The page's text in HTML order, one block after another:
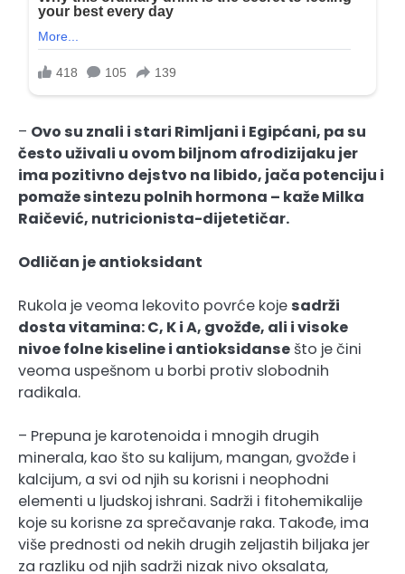
– Ovo su znali i stari Rimljani i Egipćani, pa su
često uživali u ovom biljnom afrodizijaku jer
ima pozitivno dejstvo na libido, jača potenciju i
pomaže sintezu polnih hormona – kaže Milka
Raičević, nutricionista-dijetetičar.
Odličan je antioksidant
Rukola je veoma lekovito povrće koje sadrži
dosta vitamina: C, K i A, gvožđe, ali i visoke
nivoe folne kiseline i antioksidanse što je čini
veoma uspešnom u borbi protiv slobodnih
radikala.
– Prepuna je karotenoida i mnogih drugih
minerala, kao što su kalijum, mangan, gvožđe i
kalcijum, a svi od njih su korisni i neophodni
elementi u ljudskoj ishrani. Sadrži i fitohemikalije
koje su korisne za sprečavanje raka. Takođe, ima
više prednosti od nekih drugih zeljastih biljaka jer
za razliku od njih sadrži nizak nivo oksalata,